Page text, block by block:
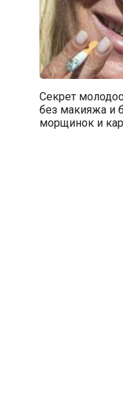
Секрет
без макияжа и
морщинок и